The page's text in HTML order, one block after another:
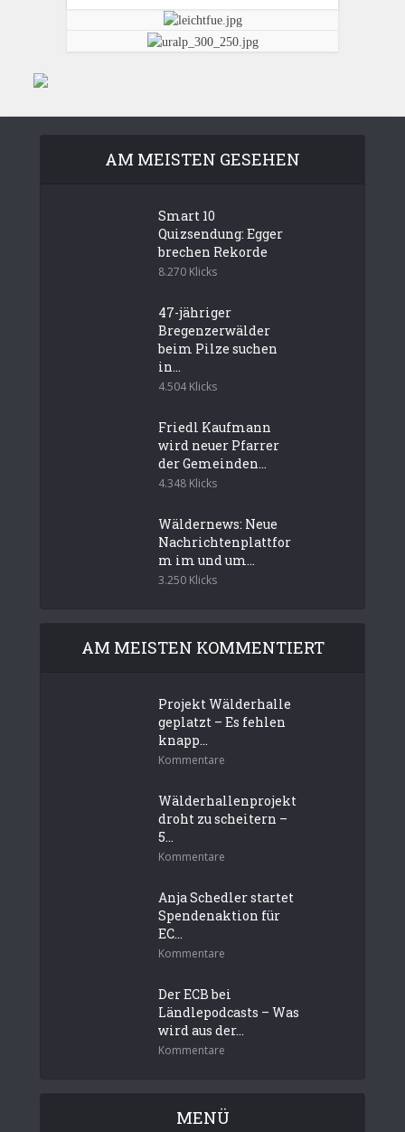
AM MEISTEN GESEHEN
Smart 10
Quizsendung: Egger
brechen Rekorde
8.270 Klicks
47-jähriger
Bregenzerwälder
beim Pilze suchen
in...
4.504 Klicks
Friedl Kaufmann
wird neuer Pfarrer
der Gemeinden...
4.348 Klicks
Wäldernews: Neue
Nachrichtenplattfor
m im und um...
3.250 Klicks
AM MEISTEN KOMMENTIERT
Projekt Wälderhalle
geplatzt – Es fehlen
knapp...
Kommentare
Wälderhallenprojekt
droht zu scheitern –
5...
Kommentare
Anja Schedler startet
Spendenaktion für
EC...
Kommentare
Der ECB bei
Ländlepodcasts – Was
wird aus der...
Kommentare
MENÜ